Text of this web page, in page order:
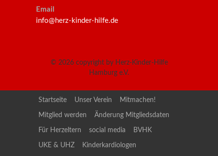
Email
info@herz-kinder-hilfe.de
© 2026 copyright by Herz-Kinder-Hilfe
Hamburg e.V.
Startseite Unser Verein Mitmachen!
Mitglied werden Änderung Mitgliedsdaten
Für Herzeltern social media BVHK
UKE & UHZ Kinderkardiologen